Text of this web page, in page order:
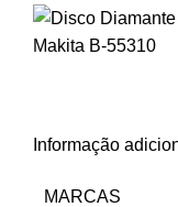
Informação
MARCAS